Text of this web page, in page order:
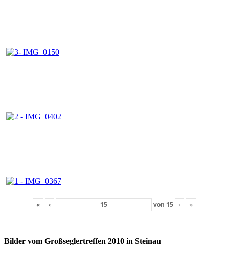
« ‹ von 15 › »
Bilder vom Großseglertreffen 2010 in Steinau